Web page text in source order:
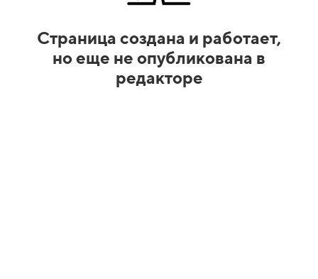
Страница создана и работает,
но еще не опубликована в
редакторе